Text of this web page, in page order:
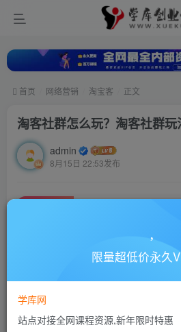
首页 网络营销 淘宝客 正文
淘客社群怎么玩？淘客社群玩
admin
8月15日 22:53发布
此内容为付费资源，请付费后查看
10
立即购买
付费资源
限量超低价永久
学库网
站点对接全网课程资源,新年限时特惠